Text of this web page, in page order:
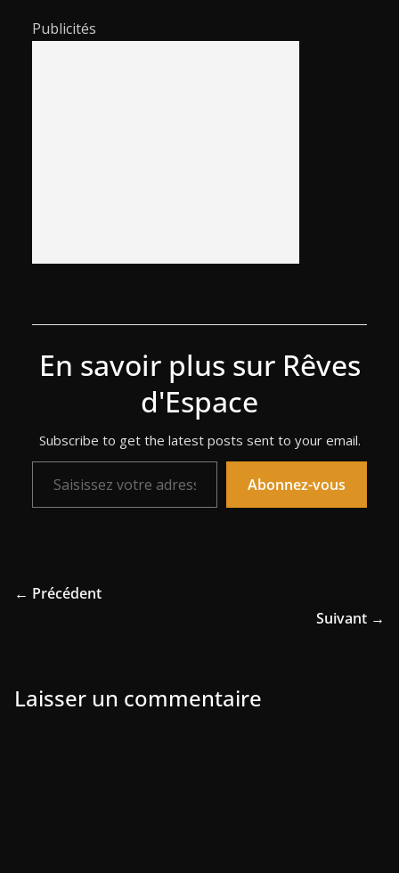
Publicités
En savoir plus sur Rêves
d'Espace
Subscribe to get the latest posts sent to your email.
Saisissez votre adresse e-mail…
Abonnez-vous
← Précédent
Suivant →
Laisser un commentaire